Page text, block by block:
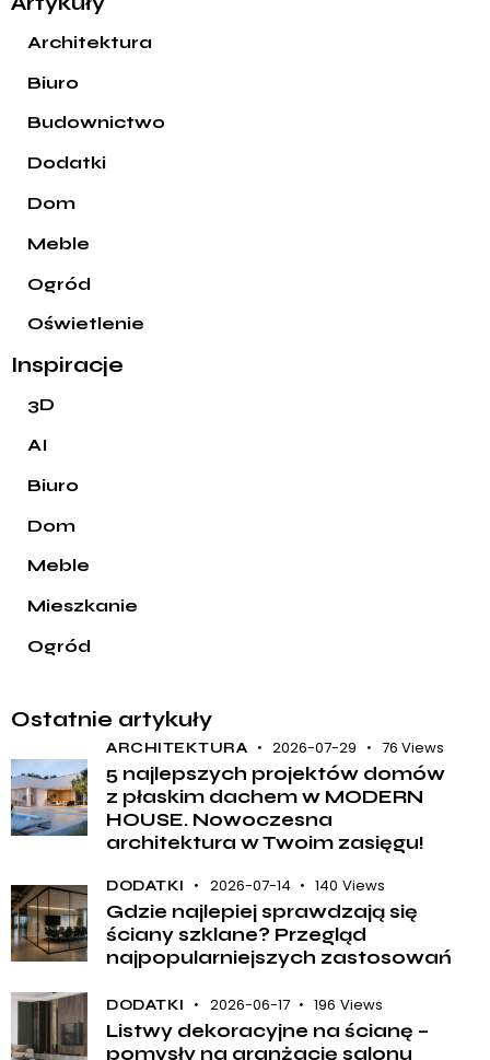
Architektura
Biuro
Budownictwo
Dodatki
Dom
Meble
Ogród
Oświetlenie
Inspiracje
3D
AI
Biuro
Dom
Meble
Mieszkanie
Ogród
Ostatnie artykuły
ARCHITEKTURA 2026-07-29 76 Views
5 najlepszych projektów domów
z płaskim dachem w MODERN
HOUSE. Nowoczesna
architektura w Twoim zasięgu!
DODATKI 2026-07-14 140 Views
Gdzie najlepiej sprawdzają się
ściany szklane? Przegląd
najpopularniejszych zastosowań
DODATKI 2026-06-17 196 Views
Listwy dekoracyjne na ścianę –
pomysły na aranżację salonu